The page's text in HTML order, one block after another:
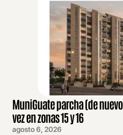
MuniGuate parcha (de
vez en zonas 15 y 16
agosto 6, 2026